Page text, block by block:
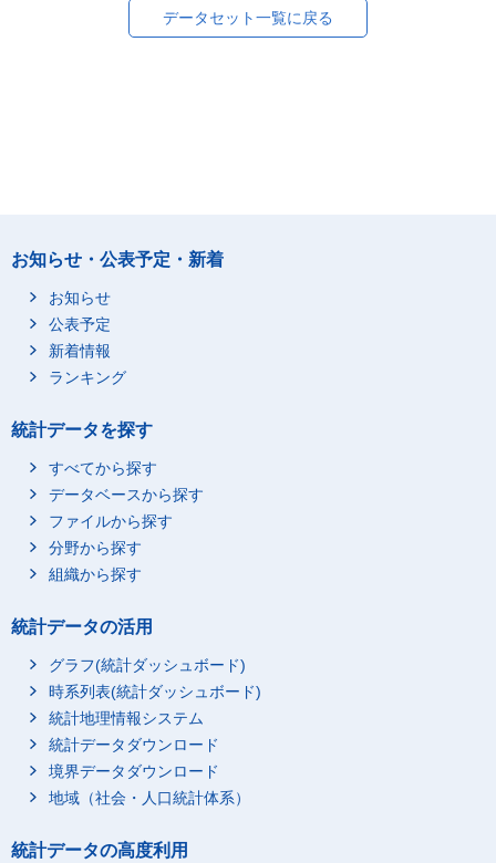
データセット一覧に戻る
お知らせ・公表予定・新着
お知らせ
公表予定
新着情報
ランキング
統計データを探す
すべてから探す
データベースから探す
ファイルから探す
分野から探す
組織から探す
統計データの活用
グラフ(統計ダッシュボード)
時系列表(統計ダッシュボード)
統計地理情報システム
統計データダウンロード
境界データダウンロード
地域（社会・人口統計体系）
統計データの高度利用